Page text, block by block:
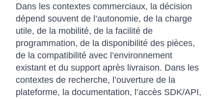
Dans les contextes commerciaux, la décision
dépend souvent de l’autonomie, de la charge
utile, de la mobilité, de la facilité de
programmation, de la disponibilité des pièces,
de la compatibilité avec l’environnement
existant et du support après livraison. Dans les
contextes de recherche, l’ouverture de la
plateforme, la documentation, l’accès SDK/API,